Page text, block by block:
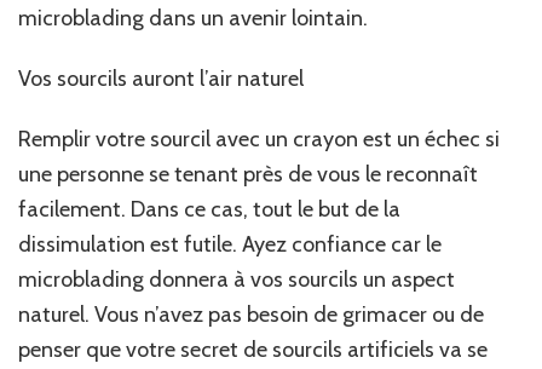
microblading dans un avenir lointain.
Vos sourcils auront l’air naturel
Remplir votre sourcil avec un crayon est un échec si
une personne se tenant près de vous le reconnaît
facilement. Dans ce cas, tout le but de la
dissimulation est futile. Ayez confiance car le
microblading donnera à vos sourcils un aspect
naturel. Vous n’avez pas besoin de grimacer ou de
penser que votre secret de sourcils artificiels va se